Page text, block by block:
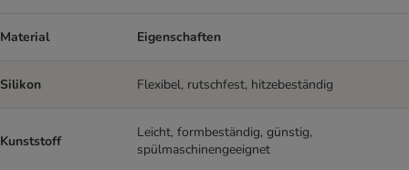
Material Eigenschaften
Silikon Flexibel, rutschfest, hitzebeständig
Kunststoff
Leicht, formbeständig, günstig,
spülmaschinengeeignet